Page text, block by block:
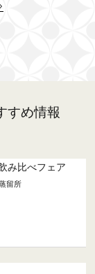
すめ情報
み比べフェア
留所